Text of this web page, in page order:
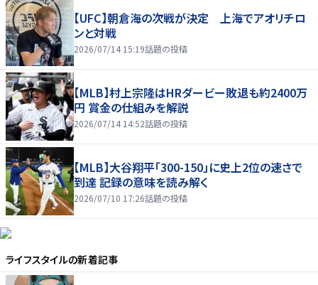
【UFC】朝倉海の次戦が決定 上海でアオリチロ
ンと対戦
2026/07/14 15:19話題の投稿
【MLB】村上宗隆はHRダービー敗退も約2400万
円 賞金の仕組みを解説
2026/07/14 14:52話題の投稿
【MLB】大谷翔平「300-150」に史上2位の速さで
到達 記録の意味を読み解く
2026/07/10 17:26話題の投稿
ライフスタイルの新着記事